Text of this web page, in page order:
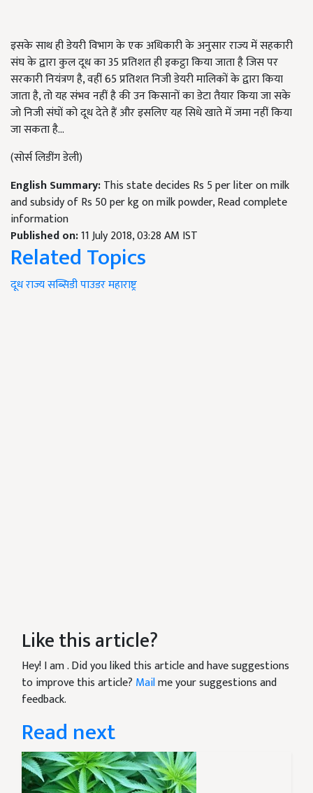
इसके साथ ही डेयरी विभाग के एक अधिकारी के अनुसार राज्य में सहकारी
संघ के द्वारा कुल दूध का 35 प्रतिशत ही इकट्ठा किया जाता है जिस पर
सरकारी नियंत्रण है, वहीं 65 प्रतिशत निजी डेयरी मालिकों के द्वारा किया
जाता है, तो यह संभव नहीं है की उन किसानों का डेटा तैयार किया जा सके
जो निजी संघों को दूध देते हैं और इसलिए यह सिधे खाते में जमा नहीं किया
जा सकता है...
(सोर्स लिडींग डेली)
English Summary:This state decides Rs 5 per liter on milk
and subsidy of Rs 50 per kg on milk powder, Read complete
information
Published on:11 July 2018, 03:28 AM IST
Related Topics
दूधराज्यसब्सिडीपाउडरमहाराष्ट्र
Like this article?
Hey! I am. Did you liked this article and have suggestions
to improve this article? Mailme your suggestions and
feedback.
Read next